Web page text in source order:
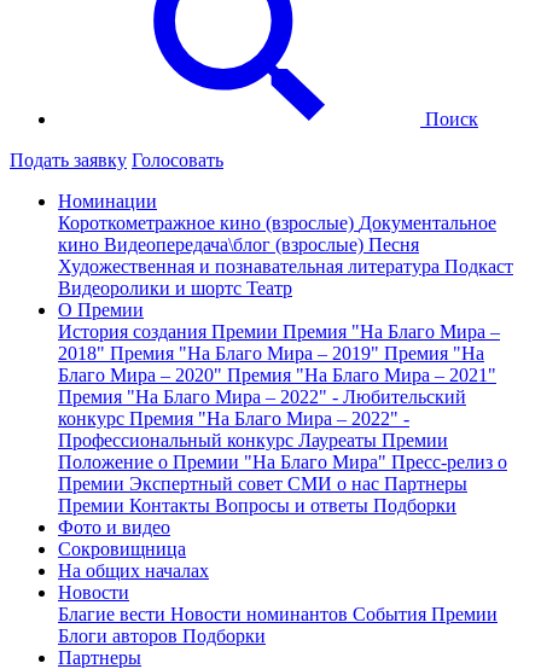
Поиск
Подать заявку Голосовать
Номинации
Короткометражное кино (взрослые) Документальное
кино Видеопередача\блог (взрослые) Песня
Художественная и познавательная литература Подкаст
Видеоролики и шортс Театр
О Премии
История создания Премии Премия "На Благо Мира –
2018" Премия "На Благо Мира – 2019" Премия "На
Благо Мира – 2020" Премия "На Благо Мира – 2021"
Премия "На Благо Мира – 2022" - Любительский
конкурс Премия "На Благо Мира – 2022" -
Профессиональный конкурс Лауреаты Премии
Положение о Премии "На Благо Мира" Пресс-релиз о
Премии Экспертный совет СМИ о нас Партнеры
Премии Контакты Вопросы и ответы Подборки
Фото и видео
Сокровищница
На общих началах
Новости
Благие вести Новости номинантов События Премии
Блоги авторов Подборки
Партнеры